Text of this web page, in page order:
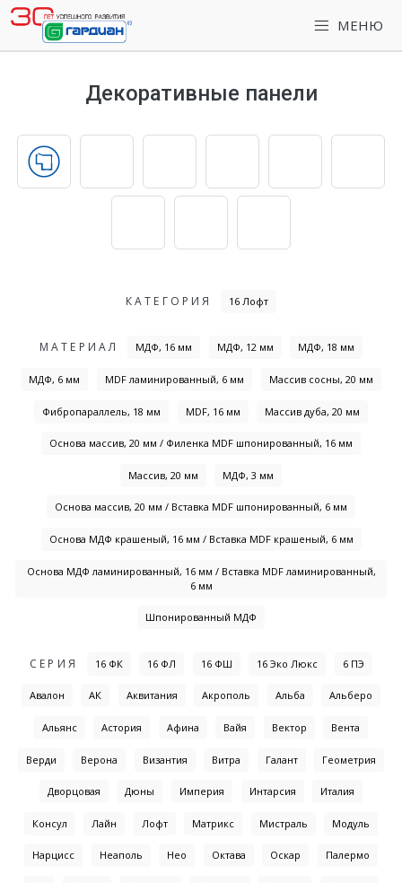
МЕНЮ
Декоративные панели
КАТЕГОРИЯ 16 Лофт
МАТЕРИАЛ МДФ, 16 мм МДФ, 12 мм МДФ, 18 мм
МДФ, 6 мм MDF ламинированный, 6 мм Массив сосны, 20 мм
Фибропараллель, 18 мм MDF, 16 мм Массив дуба, 20 мм
Основа массив, 20 мм / Филенка MDF шпонированный, 16 мм
Массив, 20 мм МДФ, 3 мм
Основа массив, 20 мм / Вставка MDF шпонированный, 6 мм
Основа МДФ крашеный, 16 мм / Вставка MDF крашеный, 6 мм
Основа МДФ ламинированный, 16 мм / Вставка MDF ламинированный,
6 мм
Шпонированный МДФ
СЕРИЯ 16 ФК 16 ФЛ 16 ФШ 16 Эко Люкс 6 ПЭ
Авалон АК Аквитания Акрополь Альба Альберо
Альянс Астория Афина Вайя Вектор Вента
Верди Верона Византия Витра Галант Геометрия
Дворцовая Дюны Империя Интарсия Италия
Консул Лайн Лофт Матрикс Мистраль Модуль
Нарцисс Неаполь Нео Октава Оскар Палермо